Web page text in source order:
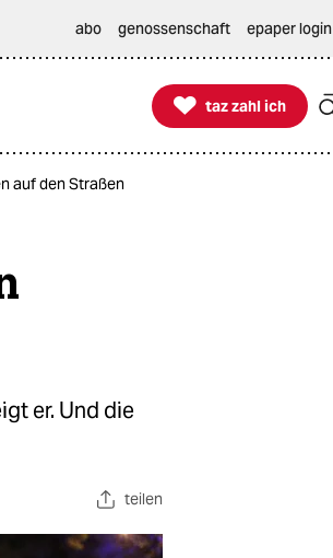
abo genossenschaft epaper login

taz zahl ich
taz zahl ich
auf den Straßen
er. Und die
teilen